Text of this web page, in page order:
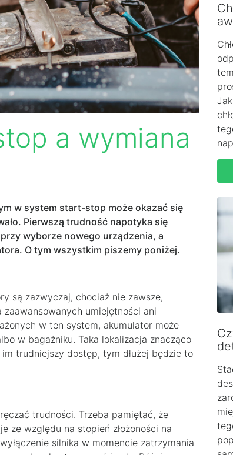
a wymiana
w system start-stop może okazać się
Pierwszą trudność napotyka się
wyborze nowego urządzenia, a
O tym wszystkim piszemy poniżej.
są zazwyczaj, chociaż nie zawsze,
umiejętności ani
w ten system, akumulator może
w bagażniku. Taka lokalizacja znacząco
trudniejszy dostęp, tym dłużej będzie to
trudności. Trzeba pamiętać, że
ze względu na stopień złożoności na
silnika w momencie zatrzymania